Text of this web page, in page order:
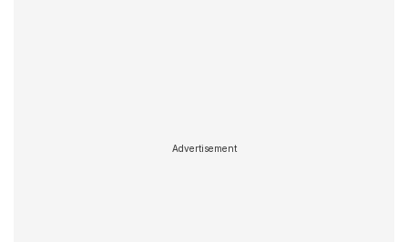
Advertisement